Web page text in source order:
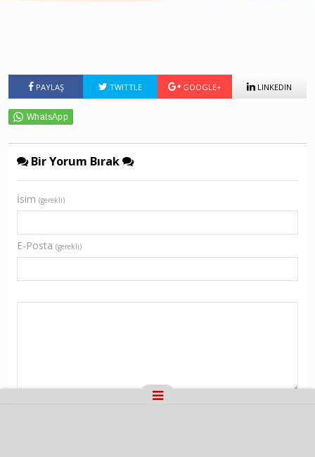
PAYLAŞ TWITTLE GOOGLE+ LINKEDIN
Bir Yorum Bırak
İsim (gerekli)
E-Posta (gerekli)